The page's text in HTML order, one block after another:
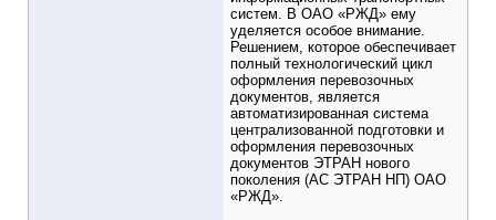
систем. В ОАО «РЖД» ему
уделяется особое внимание.
Решением, которое обеспечивает
полный технологический цикл
оформления перевозочных
документов, является
автоматизированная система
централизованной подготовки и
оформления перевозочных
документов ЭТРАН нового
поколения (АС ЭТРАН НП) ОАО
«РЖД».